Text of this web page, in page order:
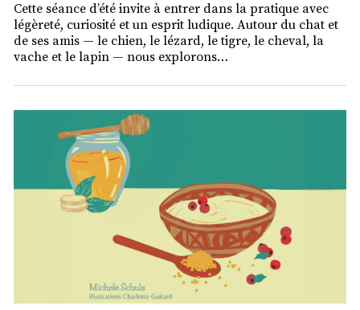
Cette séance d’été invite à entrer dans la pratique avec
légèreté, curiosité et un esprit ludique. Autour du chat et
de ses amis — le chien, le lézard, le tigre, le cheval, la
vache et le lapin — nous explorons…